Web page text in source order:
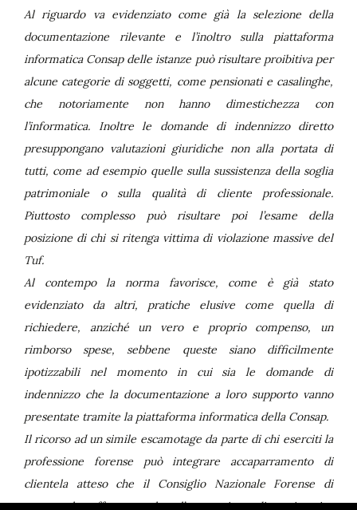
Al riguardo va evidenziato come già la selezione della
documentazione rilevante e l’inoltro sulla piattaforma
informatica Consap delle istanze può risultare proibitiva per
alcune categorie di soggetti, come pensionati e casalinghe,
che notoriamente non hanno dimestichezza con
l’informatica. Inoltre le domande di indennizzo diretto
presuppongano valutazioni giuridiche non alla portata di
tutti, come ad esempio quelle sulla sussistenza della soglia
patrimoniale o sulla qualità di cliente professionale.
Piuttosto complesso può risultare poi l’esame della
posizione di chi si ritenga vittima di violazione massive del
Tuf.
Al contempo la norma favorisce, come è già stato
evidenziato da altri, pratiche elusive come quella di
richiedere, anziché un vero e proprio compenso, un
rimborso spese, sebbene queste siano difficilmente
ipotizzabili nel momento in cui sia le domande di
indennizzo che la documentazione a loro supporto vanno
presentate tramite la piattaforma informatica della Consap.
Il ricorso ad un simile escamotage da parte di chi eserciti la
professione forense può integrare accaparramento di
clientela atteso che il Consiglio Nazionale Forense di
recente ha affermato che «l’accettazione di un incarico